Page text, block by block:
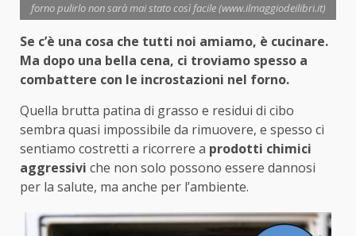
forno pulirlo non sarà mai stato così facile (www.ilmaggiodeilibri.it)
Se c’è una cosa che tutti noi amiamo, è cucinare.
Ma dopo una bella cena, ci troviamo spesso a
combattere con le incrostazioni nel forno.
Quella brutta patina di grasso e residui di cibo
sembra quasi impossibile da rimuovere, e spesso ci
sentiamo costretti a ricorrere a prodotti chimici
aggressivi che non solo possono essere dannosi
per la salute, ma anche per l’ambiente.